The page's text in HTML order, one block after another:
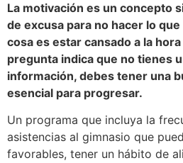
La motivación es un concepto
de excusa para no hacer lo
cosa es estar cansado a la
pregunta indica que no tienes
información, debes tener una
esencial para progresar.
Un programa que incluya la
asistencias al gimnasio que
favorables, tener un hábito de